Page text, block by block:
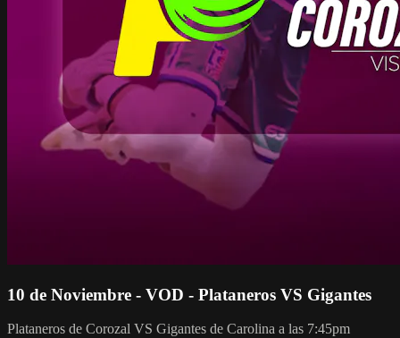
10 de Noviembre - VOD - Plataneros VS Gigantes
Plataneros de Corozal VS Gigantes de Carolina a las 7:45pm